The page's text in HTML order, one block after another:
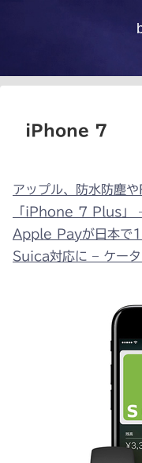
iPhone 7
アップル、防水防塵
「iPhone 7 Plus」
Apple Payが日本で
Suica対応に – ケー